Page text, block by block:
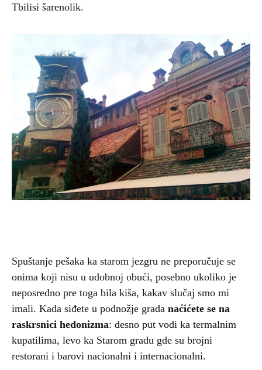
Tbilisi šarenolik.
Spuštanje pešaka ka starom jezgru ne preporučuje se
onima koji nisu u udobnoj obući, posebno ukoliko je
neposredno pre toga bila kiša, kakav slučaj smo mi
imali. Kada siđete u podnožje grada naćićete se na
raskrsnici hedonizma: desno put vodi ka termalnim
kupatilima, levo ka Starom gradu gde su brojni
restorani i barovi nacionalni i internacionalni.